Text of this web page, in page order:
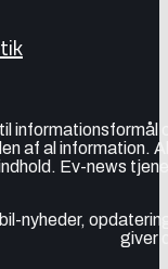
af al information.
Ev-news
nyheder,
giver